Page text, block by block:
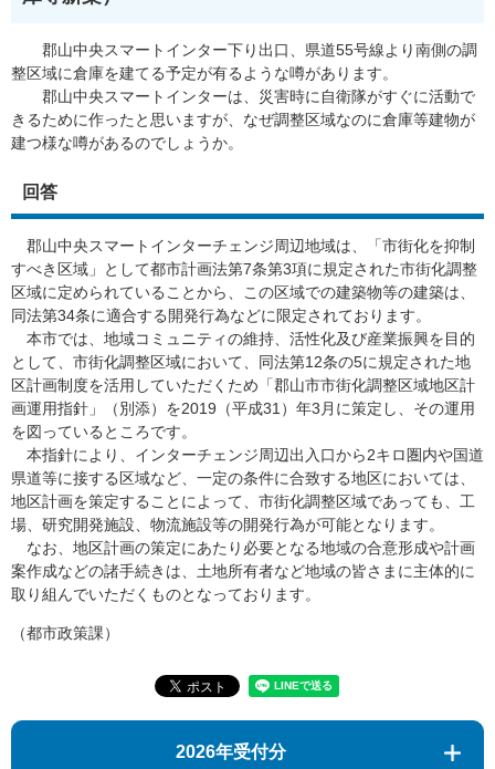
郡山中央スマートインター下り出口、県道55号線より南側の調
整区域に倉庫を建てる予定が有るような噂があります。
郡山中央スマートインターは、災害時に自衛隊がすぐに活動で
きるために作ったと思いますが、なぜ調整区域なのに倉庫等建物が
建つ様な噂があるのでしょうか。​
回答
郡山中央スマートインターチェンジ周辺地域は、「市街化を抑制
すべき区域」として都市計画法第7条第3項に規定された市街化調整
区域に定められていることから、この区域での建築物等の建築は、
同法第34条に適合する開発行為などに限定されております。
本市では、地域コミュニティの維持、活性化及び産業振興を目的
として、市街化調整区域において、同法第12条の5に規定された地
区計画制度を活用していただくため「郡山市市街化調整区域地区計
画運用指針」（別添）を2019（平成31）年3月に策定し、その運用
を図っているところです。
本指針により、インターチェンジ周辺出入口から2キロ圏内や国道
県道等に接する区域など、一定の条件に合致する地区においては、
地区計画を策定することによって、市街化調整区域であっても、工
場、研究開発施設、物流施設等の開発行為が可能となります。
なお、地区計画の策定にあたり必要となる地域の合意形成や計画
案作成などの諸手続きは、土地所有者など地域の皆さまに主体的に
取り組んでいただくものとなっております。
（都市政策課）
2026年受付分